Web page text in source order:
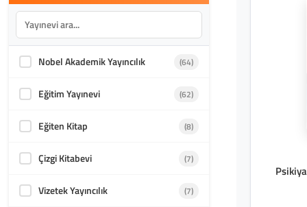
Nobel Akademik Yayıncılık (64)
Eğitim Yayınevi (62)
Eğiten Kitap (8)
Çizgi Kitabevi (7)
Vizetek Yayıncılık (7)